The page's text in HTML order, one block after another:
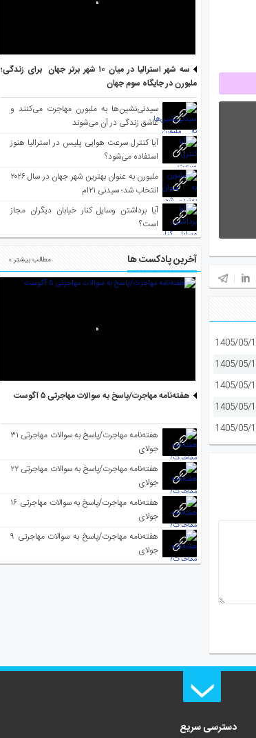
1405/05/
1405/05/
1405/05/
1405/05/
1405/05/
سه شهر استرالیا در میان ۱۰ شهر برتر جهان برای زندگی؛
ملبورن در جایگاه سوم جهان
سیدنی‌نشین‌ها به ملبورن مهاجرت می‌کنند و
عاشق زندگی در آن می‌شوند
آیا کنترل سرعت هوایی پلیس در استرالیا هنوز
استفاده می‌شود؟
ملبورن به عنوان بهترین شهر جهان در سال ۲۰۲۶
انتخاب شد؛ سیدنی ۲۱‌ام
آیا برداشتن وسایل کنار خیابان دیگران مجاز
است؟
آخرین پادکست ها مطالب بیشتر »
هفته‌نامه مهاجرت/پاسخ به سوالات مهاجرتی ۵ آگوست
هفته‌نامه مهاجرت/پاسخ به سوالات مهاجرتی ۳۱
جولای
هفته‌نامه مهاجرت/پاسخ به سوالات مهاجرتی ۲۲
جولای
هفته‌نامه مهاجرت/پاسخ به سوالات مهاجرتی ۱۶
جولای
هفته‌نامه مهاجرت/پاسخ به سوالات مهاجرتی ۹
جولای
دسترسی سریع